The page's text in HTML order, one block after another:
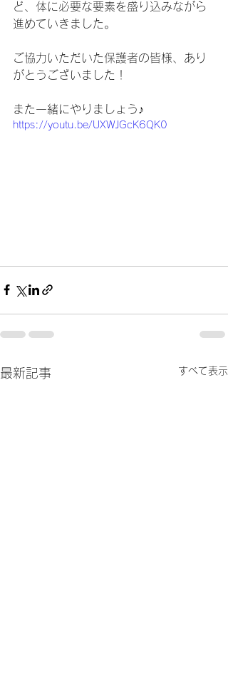
ど、体に必要な要素を盛り込みながら
進めていきました。
ご協力いただいた保護者の皆様、あり
がとうございました！
また一緒にやりましょう♪
https://youtu.be/UXWJGcK6QK0
最新記事 すべて表示